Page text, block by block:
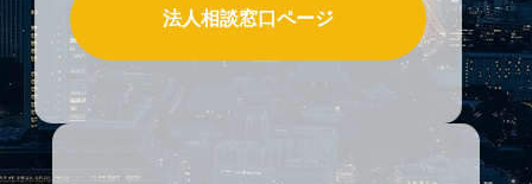
法人相談窓口ページ